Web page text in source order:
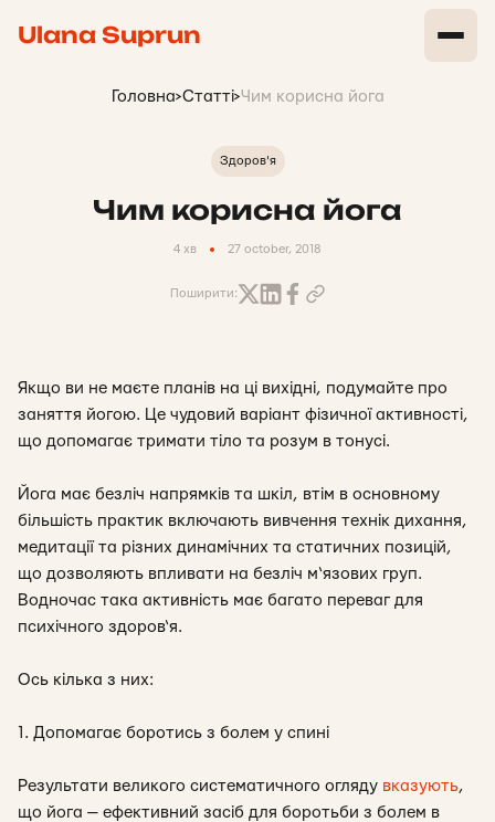
Ulana Suprun
Головна>Статті>Чим корисна йога
Здоров'я
Чим корисна йога
4 хв 27 october, 2018
Поширити:
Якщо ви не маєте планів на ці вихідні, подумайте про
заняття йогою. Це чудовий варіант фізичної активності,
що допомагає тримати тіло та розум в тонусі.
Йога має безліч напрямків та шкіл, втім в основному
більшість практик включають вивчення технік дихання,
медитації та різних динамічних та статичних позицій,
що дозволяють впливати на безліч м‘язових груп.
Водночас така активність має багато переваг для
психічного здоров‘я.
Ось кілька з них:
1. Допомагає боротись з болем у спині
Результати великого систематичного огляду вказують,
що йога — ефективний засіб для боротьби з болем в